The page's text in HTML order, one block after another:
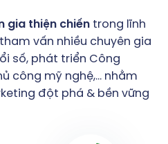
gia thiện chiến trong lĩnh
vấn nhiều chuyên gia
số, phát triển Công
công mỹ nghệ,… nhằm
đột phá & bền vững